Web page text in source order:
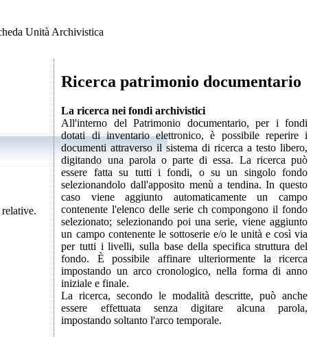
Unità Archivistica
Ricerca patrimonio documentario
La ricerca nei fondi archivistici
All'interno del Patrimonio documentario, per i fondi
dotati di inventario elettronico, è possibile reperire i
documenti attraverso il sistema di ricerca a testo libero,
digitando una parola o parte di essa. La ricerca può
essere fatta su tutti i fondi, o su un singolo fondo
selezionandolo dall'apposito menù a tendina. In questo
caso viene aggiunto automaticamente un campo
contenente l'elenco delle serie ch compongono il fondo
selezionato; selezionando poi una serie, viene aggiunto
un campo contenente le sottoserie e/o le unità e così via
per tutti i livelli, sulla base della specifica struttura del
fondo. È possibile affinare ulteriormente la ricerca
impostando un arco cronologico, nella forma di anno
iniziale e finale.
La ricerca, secondo le modalità descritte, può anche
essere effettuata senza digitare alcuna parola,
impostando soltanto l'arco temporale.